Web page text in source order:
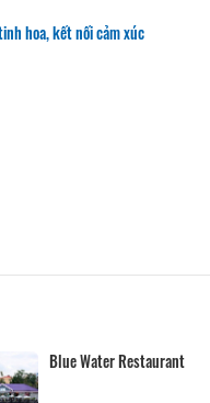
hoa, kết nối cảm xúc
Blue Water Restaurant